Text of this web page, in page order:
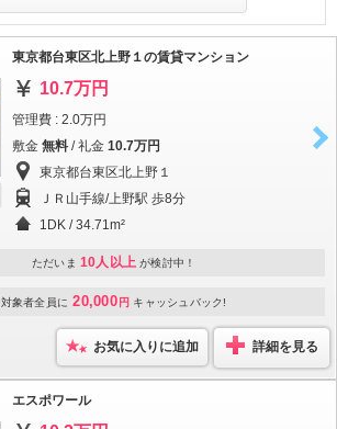
東京都台東区北上野１の賃貸マンション
10.7万円
管理費 : 2.0万円
敷金 無料 / 礼金 10.7万円
東京都台東区北上野１
ＪＲ山手線/上野駅 歩8分
1DK / 34.71m²
ただいま 10人以上 が検討中！
対象者全員に 20,000 円 キャッシュバック!
お気に入りに追加 詳細を見る
エスポワール